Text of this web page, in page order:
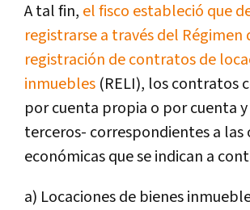
A tal fin, el fisco estableció que
registrarse a través del Régimen
registración de contratos de
inmuebles (RELI), los contratos
por cuenta propia o por cuenta
terceros- correspondientes a las
económicas que se indican a
a) Locaciones de bienes